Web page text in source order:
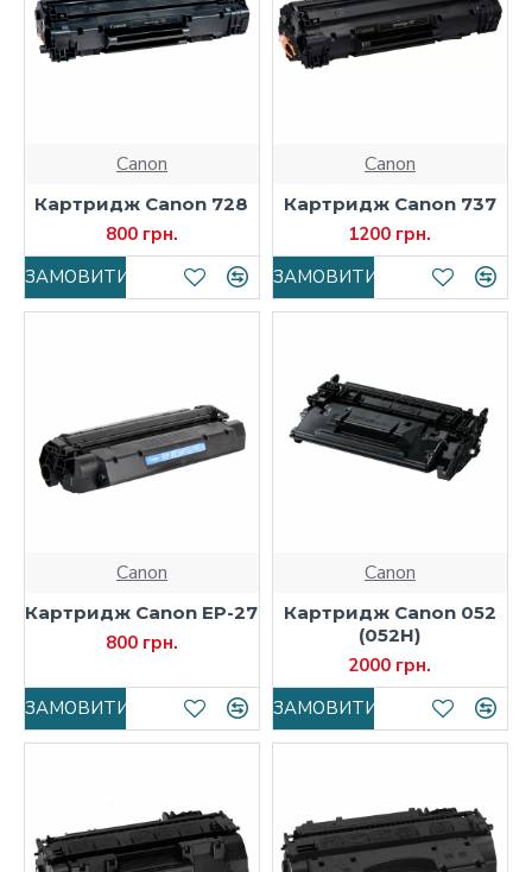
Canon
Картридж Canon 728
800 грн.
ЗАМОВИТИ
Canon
Картридж Canon 737
1200 грн.
ЗАМОВИТИ
Canon
Картридж Canon EP-27
800 грн.
ЗАМОВИТИ
Canon
Картридж Canon 052
(052H)
2000 грн.
ЗАМОВИТИ